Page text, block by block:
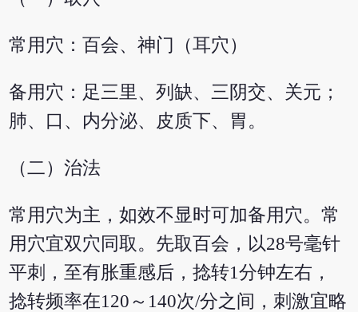
常用穴：百会、神门（耳穴）
备用穴：足三里、列缺、三阴交、关元；
肺、口、内分泌、皮质下、胃。
（二）治法
常用穴为主，如效不显时可加备用穴。常
用穴宜双穴同取。先取百会，以28号毫针
平刺，至有胀重感后，捻转1分钟左右，
捻转频率在120～140次/分之间，刺激宜略